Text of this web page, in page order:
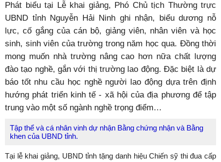
Phát biểu tại Lễ khai giảng, Phó Chủ tịch Thường trực
UBND tỉnh Nguyễn Hải Ninh ghi nhận, biểu dương nỗ
lực, cố gắng của cán bộ, giảng viên, nhân viên và học
sinh, sinh viên của trường trong năm học qua. Đồng thời
mong muốn nhà trường nâng cao hơn nữa chất lượng
đào tạo nghề, gắn với thị trường lao động. Đặc biệt là dự
báo tốt nhu cầu học nghề người lao động dựa trên định
hướng phát triển kinh tế - xã hội của địa phương để tập
trung vào một số ngành nghề trọng điểm…
Tập thể và cá nhân vinh dự nhận Bằng chứng nhận và Bằng
khen của UBND tỉnh.
Tại lễ khai giảng, UBND tỉnh tặng danh hiệu Chiến sỹ thi đua cấp